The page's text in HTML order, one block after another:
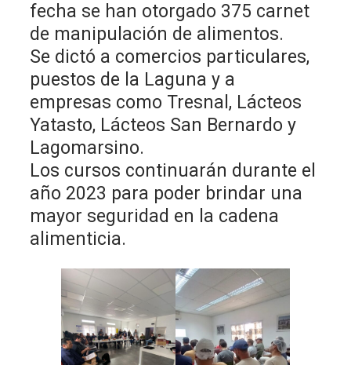
fecha se han otorgado 375 carnet
de manipulación de alimentos.
Se dictó a comercios particulares,
puestos de la Laguna y a
empresas como Tresnal, Lácteos
Yatasto, Lácteos San Bernardo y
Lagomarsino.
Los cursos continuarán durante el
año 2023 para poder brindar una
mayor seguridad en la cadena
alimenticia.